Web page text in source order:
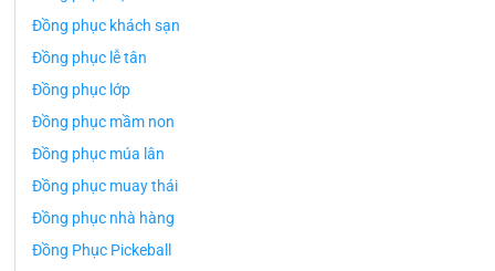
Đồng phục khách sạn
Đồng phục lễ tân
Đồng phục lớp
Đồng phục mầm non
Đồng phục múa lân
Đồng phục muay thái
Đồng phục nhà hàng
Đồng Phục Pickeball